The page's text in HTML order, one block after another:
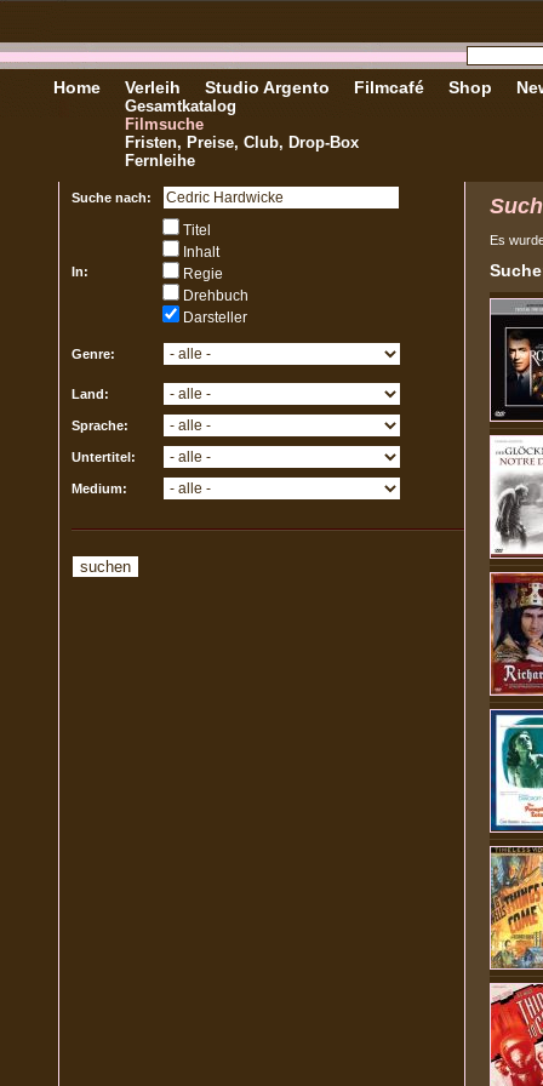
Home Verleih
Gesamtkatalog
Filmsuche
Fristen, Preise, Club, Drop-Box
Fernleihe
Studio Argento Filmcafé Shop
Suche nach:
In:
Titel
Inhalt
Regie
Drehbuch
Darsteller
Genre:
Land:
Sprache:
Untertitel:
Medium:
Es